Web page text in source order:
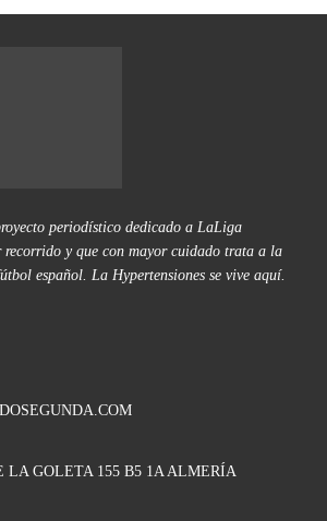
periodístico dedicado a LaLiga
recorrido y que con mayor cuidado trata a la
español. La Hypertensiones se vive aquí.
LA GOLETA 155 B5 1A ALMERÍA